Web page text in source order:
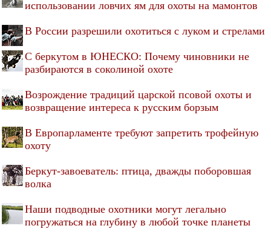
использовании ловчих ям для охоты на мамонтов
В России разрешили охотиться с луком и стрелами
С беркутом в ЮНЕСКО: Почему чиновники не
разбираются в соколиной охоте
Возрождение традиций царской псовой охоты и
возвращение интереса к русским борзым
В Европарламенте требуют запретить трофейную
охоту
Беркут-завоеватель: птица, дважды поборовшая
волка
Наши подводные охотники могут легально
погружаться на глубину в любой точке планеты